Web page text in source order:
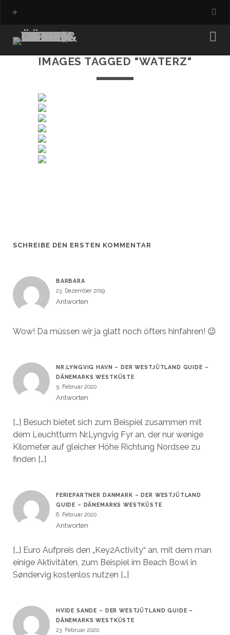
IMAGES TAGGED "WATERZ"
SCHREIBE DEN ERSTEN KOMMENTAR
BARBARA
23. Dezember 2019
Antworten
Wow! Da müssen wir ja glatt noch öfters hinfahren! 😉
NR.LYNGVIG HAVN – DER WESTJÜTLAND GUIDE –
DÄNEMARKS WESTKÜSTE
5. Februar 2020
Antworten
[…] Besuch bietet sich zum Beispiel zusammen mit
dem Leuchtturm Nr.Lyngvig Fyr an, der nur wenige
Kilometer auf gleicher Höhe Richtung Nordsee zu
finden […]
FERIEPARTNER DANMARK – DER WESTJÜTLAND
GUIDE – DÄNEMARKS WESTKÜSTE
6. Februar 2020
Antworten
[…] Euro Aufpreis den „Key2Activity“ an, mit dem man
einige Aktivitäten, zum Beispiel im Beach Bowl in
Søndervig kostenlos nutzen […]
HVIDE SANDE – DER WESTJÜTLAND GUIDE –
DÄNEMARKS WESTKÜSTE
23. Februar 2020